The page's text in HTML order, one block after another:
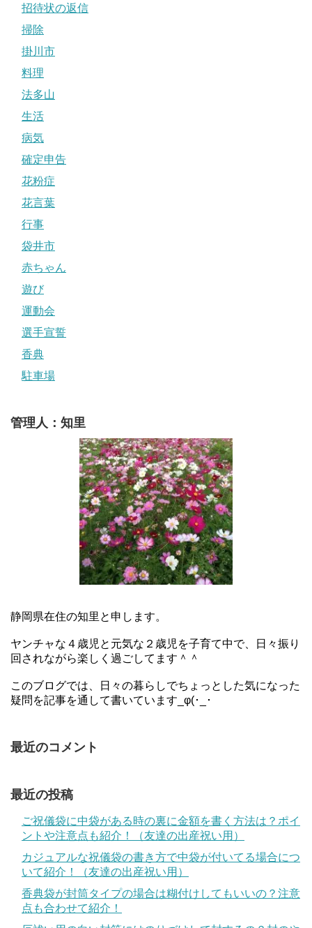
招待状の返信
掃除
掛川市
料理
法多山
生活
病気
確定申告
花粉症
花言葉
行事
袋井市
赤ちゃん
遊び
運動会
選手宣誓
香典
駐車場
管理人：知里
静岡県在住の知里と申します。
ヤンチャな４歳児と元気な２歳児を子育て中で、日々振り
回されながら楽しく過ごしてます＾＾
このブログでは、日々の暮らしでちょっとした気になった
疑問を記事を通して書いています_φ(･_･
最近のコメント
最近の投稿
ご祝儀袋に中袋がある時の裏に金額を書く方法は？ポイ
ントや注意点も紹介！（友達の出産祝い用）
カジュアルな祝儀袋の書き方で中袋が付いてる場合につ
いて紹介！（友達の出産祝い用）
香典袋が封筒タイプの場合は糊付けしてもいいの？注意
点も合わせて紹介！